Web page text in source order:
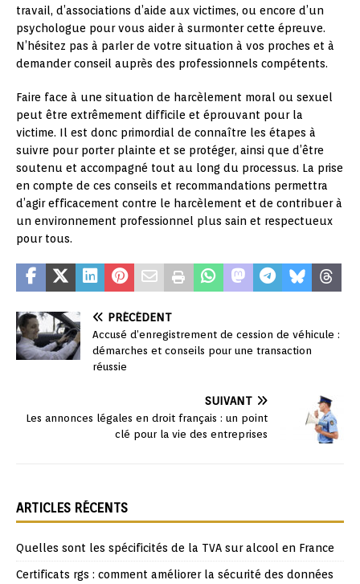
travail, d’associations d’aide aux victimes, ou encore d’un
psychologue pour vous aider à surmonter cette épreuve.
N’hésitez pas à parler de votre situation à vos proches et à
demander conseil auprès des professionnels compétents.
Faire face à une situation de harcèlement moral ou sexuel
peut être extrêmement difficile et éprouvant pour la
victime. Il est donc primordial de connaître les étapes à
suivre pour porter plainte et se protéger, ainsi que d’être
soutenu et accompagné tout au long du processus. La prise
en compte de ces conseils et recommandations permettra
d’agir efficacement contre le harcèlement et de contribuer à
un environnement professionnel plus sain et respectueux
pour tous.
PRÉCÉDENT
Accusé d’enregistrement de cession de véhicule :
démarches et conseils pour une transaction
réussie
SUIVANT
Les annonces légales en droit français : un point
clé pour la vie des entreprises
ARTICLES RÉCENTS
Quelles sont les spécificités de la TVA sur alcool en France
Certificats rgs : comment améliorer la sécurité des données